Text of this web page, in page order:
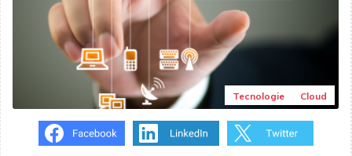
Tecnologie Cloud